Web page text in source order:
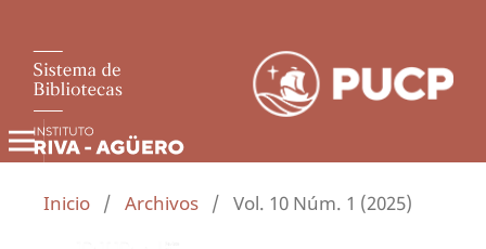
Inicio / Archivos / Vol. 10 Núm. 1 (2025)